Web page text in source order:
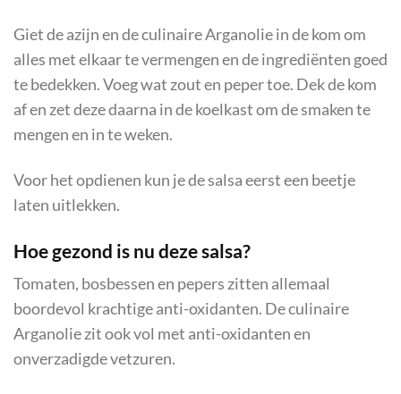
Giet de azijn en de culinaire Arganolie in de kom om
alles met elkaar te vermengen en de ingrediënten goed
te bedekken. Voeg wat zout en peper toe. Dek de kom
af en zet deze daarna in de koelkast om de smaken te
mengen en in te weken.
Voor het opdienen kun je de salsa eerst een beetje
laten uitlekken.
Hoe gezond is nu deze salsa?
Tomaten, bosbessen en pepers zitten allemaal
boordevol krachtige anti-oxidanten. De culinaire
Arganolie zit ook vol met anti-oxidanten en
onverzadigde vetzuren.